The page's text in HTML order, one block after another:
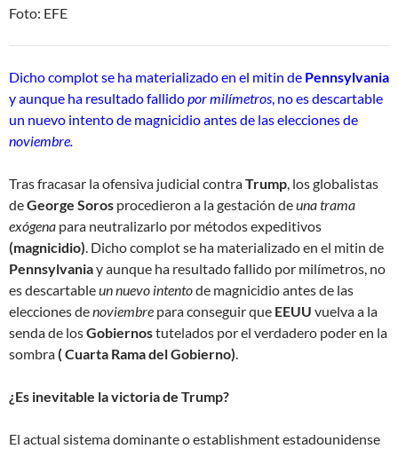
Foto: EFE
Dicho complot se ha materializado en el mitin de Pennsylvania
y aunque ha resultado fallidopor milímetros, no es descartable
un nuevo intento de magnicidio antes de las elecciones de
noviembre.
Tras fracasar la ofensiva judicial contraTrump, los globalistas
deGeorge Soros procedieron a la gestación deuna trama
exógena para neutralizarlo por métodos expeditivos
(magnicidio). Dicho complot se ha materializado en el mitin de
Pennsylvaniay aunque ha resultado fallido por milímetros, no
es descartableun nuevo intentode magnicidio antes de las
elecciones denoviembre para conseguir que EEUU vuelva a la
senda de losGobiernostutelados por el verdadero poder en la
sombra( Cuarta Rama del Gobierno).
¿Es inevitable la victoria de Trump?
El actual sistema dominante o establishment estadounidense